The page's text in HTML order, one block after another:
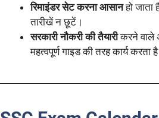
रिमाइंडर सेट करना आसानहो जाता
तारीखें न छूटें।
सरकारी नौकरी की तैयारीकरने वाले
महत्वपूर्ण गाइड की तरह कार्य करता